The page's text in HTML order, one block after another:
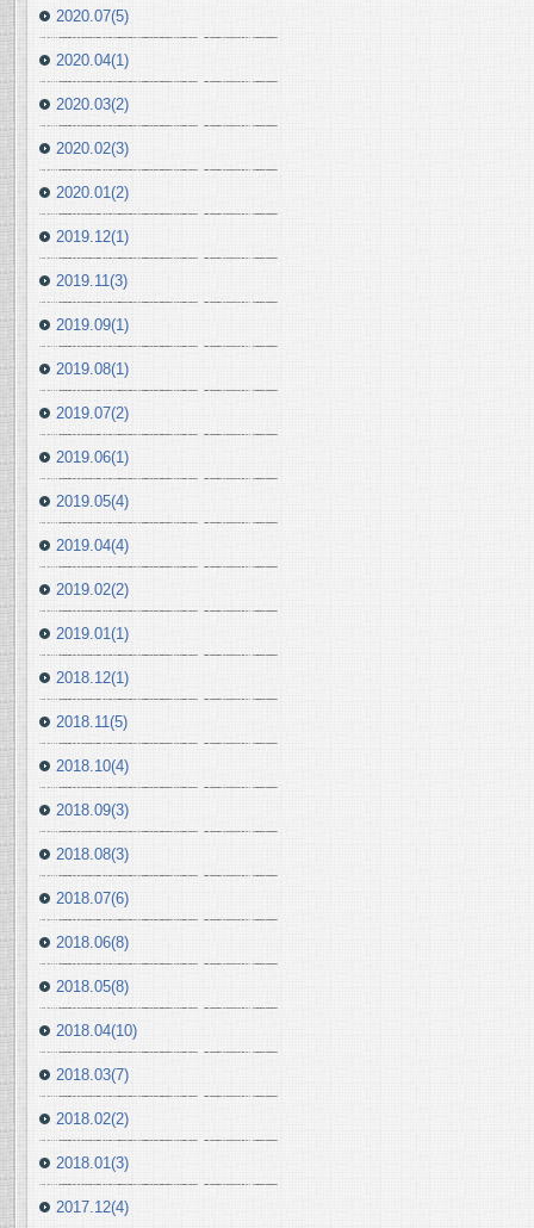
2020.07(5)
2020.04(1)
2020.03(2)
2020.02(3)
2020.01(2)
2019.12(1)
2019.11(3)
2019.09(1)
2019.08(1)
2019.07(2)
2019.06(1)
2019.05(4)
2019.04(4)
2019.02(2)
2019.01(1)
2018.12(1)
2018.11(5)
2018.10(4)
2018.09(3)
2018.08(3)
2018.07(6)
2018.06(8)
2018.05(8)
2018.04(10)
2018.03(7)
2018.02(2)
2018.01(3)
2017.12(4)